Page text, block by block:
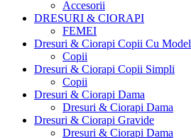
Accesorii
DRESURI & CIORAPI
FEMEI
Dresuri & Ciorapi Copii Cu Model
Copii
Dresuri & Ciorapi Copii Simpli
Copii
Dresuri & Ciorapi Dama
Dresuri & Ciorapi Dama
Dresuri & Ciorapi Gravide
Dresuri & Ciorapi Dama